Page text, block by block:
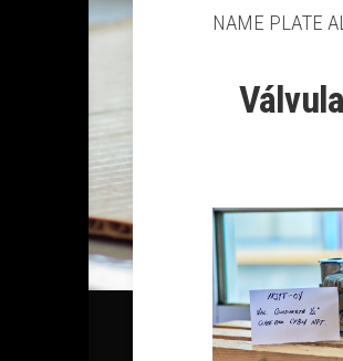
NAME PLATE